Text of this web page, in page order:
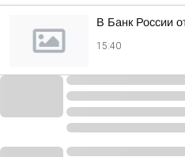
В Банк России
15:40